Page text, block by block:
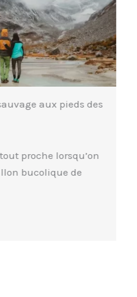
aux pieds des
proche lorsqu’on
bucolique de